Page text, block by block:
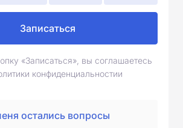
Записаться
«Записаться», вы соглашаетесь
конфиденциальностии
остались вопросы